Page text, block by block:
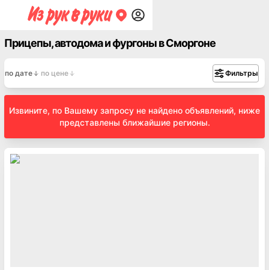
Прицепы, автодома и фургоны в Сморгоне
по дате по цене Фильтры
Извините, по Вашему запросу не найдено объявлений, ниже
представлены ближайшие регионы.